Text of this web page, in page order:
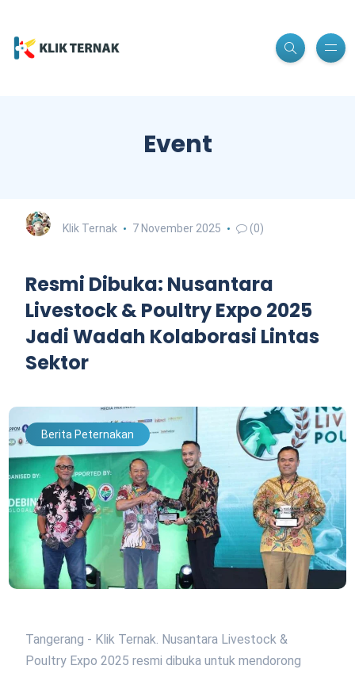
Event
Klik Ternak 7 November 2025 (0)
Resmi Dibuka: Nusantara
Livestock & Poultry Expo 2025
Jadi Wadah Kolaborasi Lintas
Sektor
Berita Peternakan
Tangerang - Klik Ternak. Nusantara Livestock &
Poultry Expo 2025 resmi dibuka untuk mendorong